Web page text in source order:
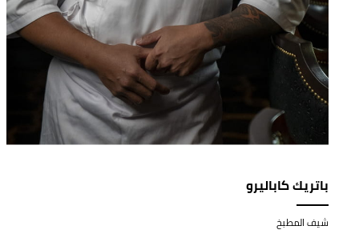
باتريك كاباليرو
شيف المطبخ